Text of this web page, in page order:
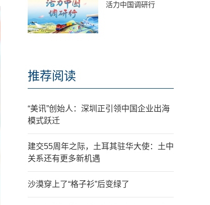
活力中国调研行
推荐阅读
“美讯”创始人：深圳正引领中国企业出海
模式跃迁
建交55周年之际，土耳其驻华大使：土中
关系还有更多新机遇
沙漠穿上了“格子衫”后变绿了